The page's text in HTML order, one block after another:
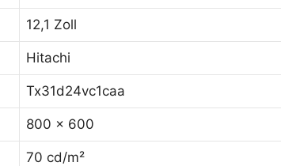
12,1 Zoll
Hitachi
Tx31d24vc1caa
800 x 600
70 cd/m²